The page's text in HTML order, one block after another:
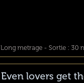
Long metrage - Sortie : 30
Even lovers get